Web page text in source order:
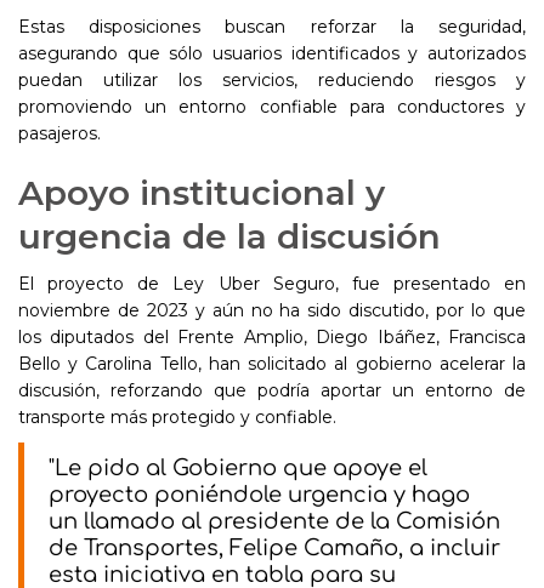
Estas disposiciones buscan reforzar la seguridad,
asegurando que sólo usuarios identificados y autorizados
puedan utilizar los servicios, reduciendo riesgos y
promoviendo un entorno confiable para conductores y
pasajeros.
Apoyo institucional y
urgencia de la discusión
El proyecto de Ley Uber Seguro, fue presentado en
noviembre de 2023 y aún no ha sido discutido, por lo que
los diputados del Frente Amplio, Diego Ibáñez, Francisca
Bello y Carolina Tello, han solicitado al gobierno acelerar la
discusión, reforzando que podría aportar un entorno de
transporte más protegido y confiable.
"Le pido al Gobierno que apoye el
proyecto poniéndole urgencia y hago
un llamado al presidente de la Comisión
de Transportes, Felipe Camaño, a incluir
esta iniciativa en tabla para su